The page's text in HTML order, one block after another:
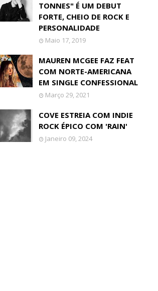
TONNES" É UM DEBUT
FORTE, CHEIO DE ROCK E
PERSONALIDADE
Maio 17, 2019
MAUREN MCGEE FAZ FEAT
COM NORTE-AMERICANA
EM SINGLE CONFESSIONAL
Março 29, 2021
COVE ESTREIA COM INDIE
ROCK ÉPICO COM 'RAIN'
Janeiro 09, 2024